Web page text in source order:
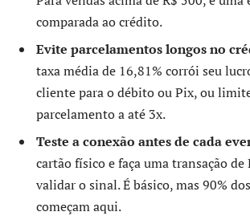
comparada ao crédito.
Evite parcelamentos longos no
taxa média de 16,81% corrói seu
cliente para o débito ou Pix, ou
parcelamento a até 3x.
Teste a conexão antes de cada
cartão físico e faça uma transação de
validar o sinal. É básico, mas 90%
começam aqui.